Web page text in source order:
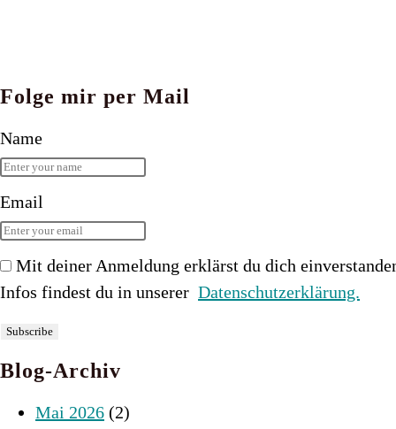
Folge mir per Mail
Name
Email
Mit deiner Anmeldung erklärst du dich
Infos findest du in unserer Datenschutzerklärung.
Blog-Archiv
Mai 2026 (2)